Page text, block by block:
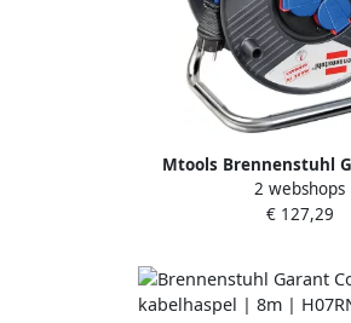
Mtools Brennenstuhl
kabelhaspel 50m AT-
blauw |
2 webshops
€ 127,29